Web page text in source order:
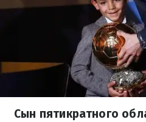
Сын пятикратного